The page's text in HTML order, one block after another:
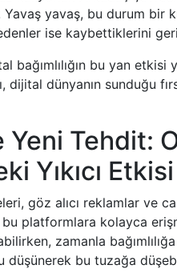
yavaş, bu durum bir
ise kaybettiklerini
bağımlılığın bu yan
dijital dünyanın sunduğu
Yeni Tehdit:
Yıkıcı Etkisi
göz alıcı reklamlar ve
platformlara kolayca
zamanla
düşünerek bu tuzağa